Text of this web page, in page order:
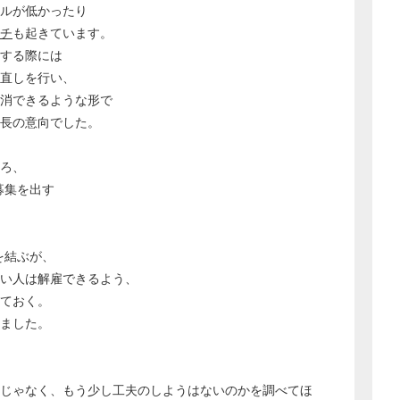
が低かったり
も起きています。
する際には
しを行い、
できるような形で
の意向でした。
、
集を出す
結ぶが、
人は解雇できるよう、
おく。
した。
ゃなく、もう少し工夫のしようはないのかを調べてほ